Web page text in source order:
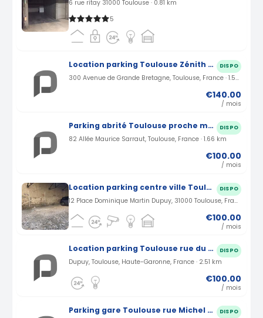
6 rue ritay 31000 Toulouse · 0.81 km
5
Location parking Toulouse Zénith Avenue de Grande Bretagne (31) DISPO
300 Avenue de Grande Bretagne, Toulouse, France · 1.55 km
€140.00
/ mois
Parking abrité Toulouse proche métro Arènes Allée Maurice Sarraut (31) DISPO
82 Allée Maurice Sarraut, Toulouse, France · 1.66 km
€100.00
/ mois
Location parking centre ville Toulouse place dupuy (31) DISPO
12 Place Dominique Martin Dupuy, 31000 Toulouse, France · 2.51 km
€100.00
/ mois
Location parking Toulouse rue du Pont Montaudran (31) DISPO
Dupuy, Toulouse, Haute-Garonne, France · 2.51 km
€100.00
/ mois
Parking gare Toulouse rue Michel Ange (31) DISPO